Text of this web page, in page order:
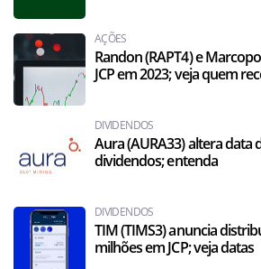
AÇÕES
Randon (RAPT4) e
JCP em 2023; veja quem
DIVIDENDOS
Aura (AURA33) altera data
dividendos; entenda
DIVIDENDOS
TIM (TIMS3) anuncia
milhões em JCP; veja datas